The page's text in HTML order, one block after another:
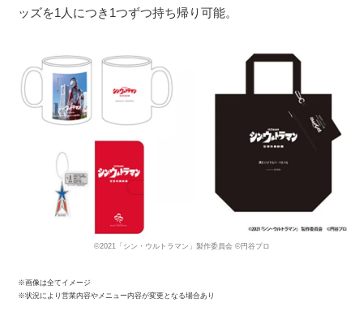
ッズを1人につき1つずつ持ち帰り可能。
©2021「シン・ウルトラマン」製作委員会 ©円谷プロ
※画像は全てイメージ
※状況により営業内容やメニュー内容が変更となる場合あり